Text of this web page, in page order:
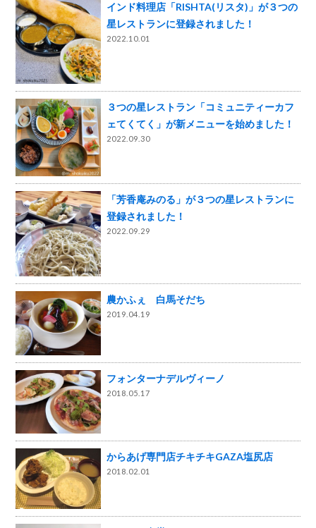
インド料理店「RISHTA(リスタ)」が３つの
星レストランに登録されました！
2022.10.01
３つの星レストラン「コミュニティーカフ
ェてくてく」が新メニューを始めました！
2022.09.30
「芳香庵みのる」が３つの星レストランに
登録されました！
2022.09.29
農かふぇ 白馬そだち
2019.04.19
フォンターナデルヴィーノ
2018.05.17
からあげ専門店チキチキGAZA塩尻店
2018.02.01